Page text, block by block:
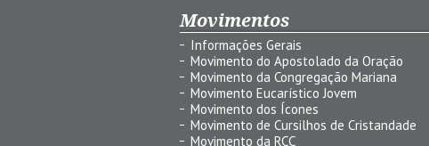
Movimentos
Informações Gerais
Movimento do Apostolado da Oração
Movimento da Congregação Mariana
Movimento Eucarístico Jovem
Movimento dos Ícones
Movimento de Cursilhos de Cristandade
Movimento da RCC